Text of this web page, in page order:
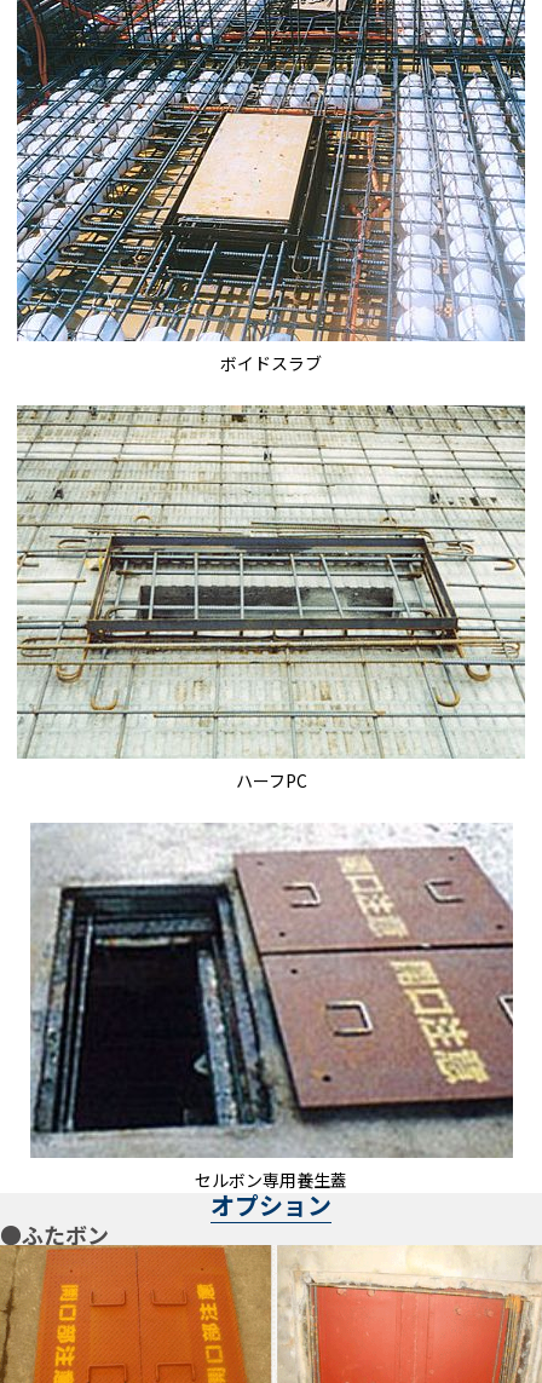
ボイドスラブ
ハーフPC
セルボン専用養生蓋
オプション
●ふたボン